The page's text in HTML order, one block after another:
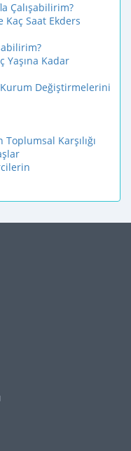
Çalışabilirim?
Saat Ekders
Yaşına Kadar
Kurum Değiştirmelerini
Karşılığı